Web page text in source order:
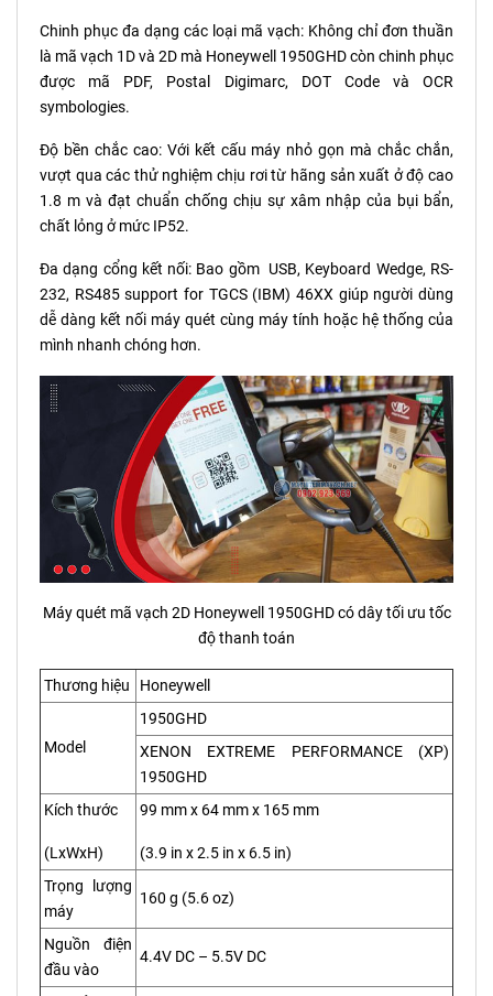
Chinh phục đa dạng các loại mã vạch: Không chỉ đơn thuần
là mã vạch 1D và 2D mà Honeywell 1950GHD còn chinh phục
được mã PDF, Postal Digimarc, DOT Code và OCR
symbologies.
Độ bền chắc cao: Với kết cấu máy nhỏ gọn mà chắc chắn,
vượt qua các thử nghiệm chịu rơi từ hãng sản xuất ở độ cao
1.8 m và đạt chuẩn chống chịu sự xâm nhập của bụi bẩn,
chất lỏng ở mức IP52.
Đa dạng cổng kết nối: Bao gồm USB, Keyboard Wedge, RS-
232, RS485 support for TGCS (IBM) 46XX giúp người dùng
dễ dàng kết nối máy quét cùng máy tính hoặc hệ thống của
mình nhanh chóng hơn.
Máy quét mã vạch 2D Honeywell 1950GHD có dây tối ưu tốc
độ thanh toán
Thương hiệu Honeywell
Model
1950GHD
XENON EXTREME PERFORMANCE (XP)
1950GHD
Kích thước
(LxWxH)
99 mm x 64 mm x 165 mm
(3.9 in x 2.5 in x 6.5 in)
Trọng lượng
máy
160 g (5.6 oz)
Nguồn điện
đầu vào
4.4V DC – 5.5V DC